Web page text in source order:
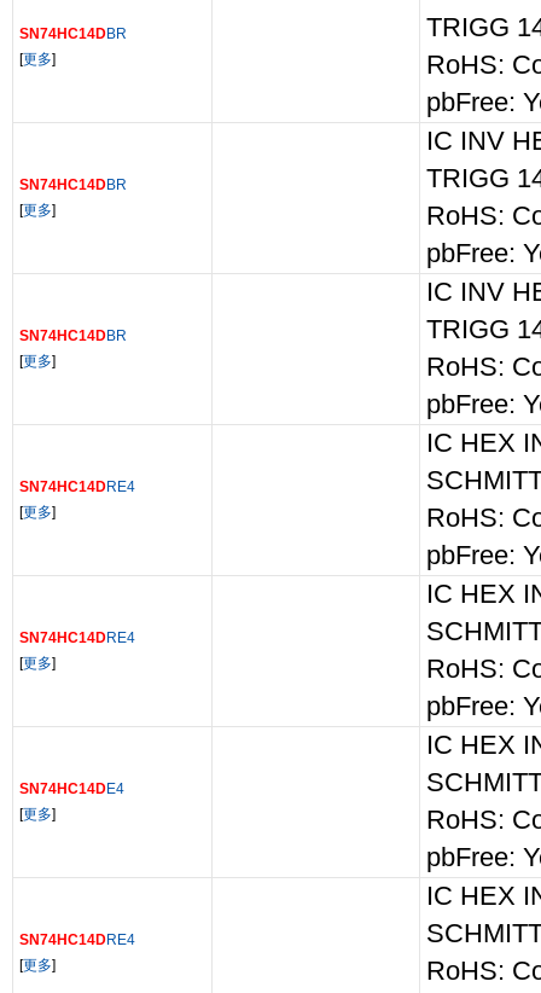
SN74HC14DBR
[更多]
TRIGG
RoHS:
pbFree:
SN74HC14DBR
[更多]
IC INV
TRIGG
RoHS:
pbFree:
SN74HC14DBR
[更多]
IC INV
TRIGG
RoHS:
pbFree:
SN74HC14DRE4
[更多]
IC HEX
RoHS:
pbFree:
SN74HC14DRE4
[更多]
IC HEX
RoHS:
pbFree:
SN74HC14DE4
[更多]
IC HEX
RoHS:
pbFree:
SN74HC14DRE4
[更多]
IC HEX
RoHS: